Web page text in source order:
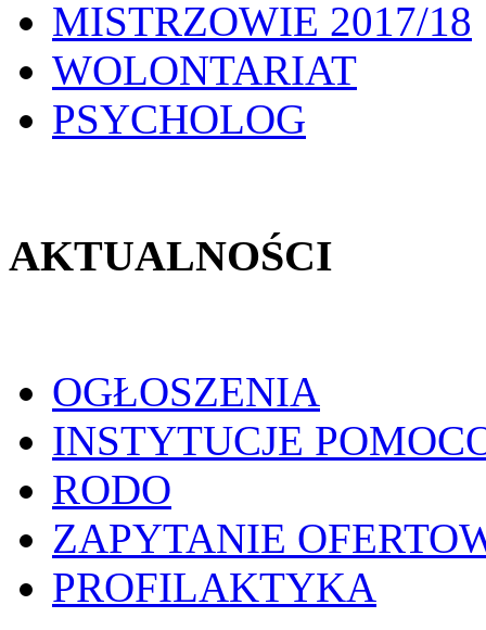
MISTRZOWIE 2017/18
WOLONTARIAT
PSYCHOLOG
AKTUALNOŚCI
OGŁOSZENIA
INSTYTUCJE
RODO
ZAPYTANIE
PROFILAKTYKA